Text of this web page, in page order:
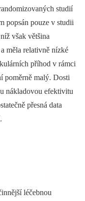
studií
popsán pouze v studii
však většina
měla relativně nízké
příhod v rámci
poměrně malý. Dosti
nákladovou efektivitu
přesná data
léčebnou